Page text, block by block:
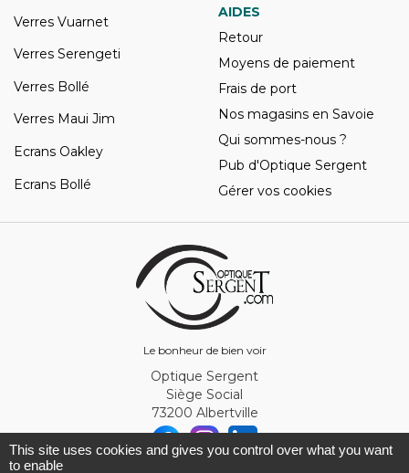
Le bonheur de bien voir
Verres Vuarnet
Verres Serengeti
Verres Bollé
Verres Maui Jim
Ecrans Oakley
Ecrans Bollé
AIDES
Retour
Moyens de paiement
Frais de port
Nos magasins en Savoie
Qui sommes-nous ?
Pub d'Optique Sergent
Gérer vos cookies
Optique Sergent
Siège Social
73200 Albertville
This site uses cookies and gives you control over what you want
to enable